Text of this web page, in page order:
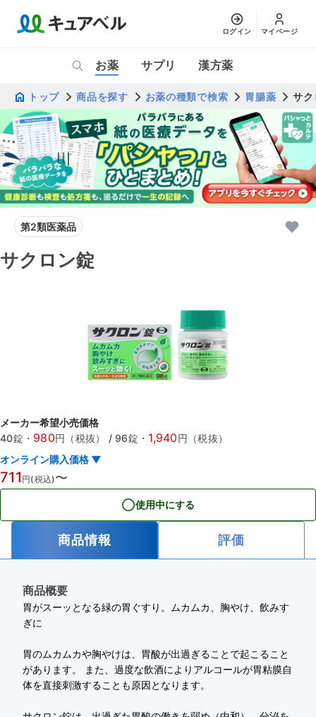
ログイン マイページ
お薬 サプリ 漢方薬
トップ 商品を探す お薬の種類で検索 胃腸薬 サク
第2類医薬品
サクロン錠
メーカー希望小売価格
40錠 ・ 980円（税抜） / 96錠 ・ 1,940 円（税抜）
オンライン購入価格 ▼
711 円(税込)〜
使用中にする
商品情報 評価
商品概要
胃がスーッとなる緑の胃ぐすり。ムカムカ、胸やけ、飲みす
ぎに
胃のムカムカや胸やけは、胃酸が出過ぎることで起こること
があります。 また、過度な飲酒によりアルコールが胃粘膜自
体を直接刺激することも原因となります。